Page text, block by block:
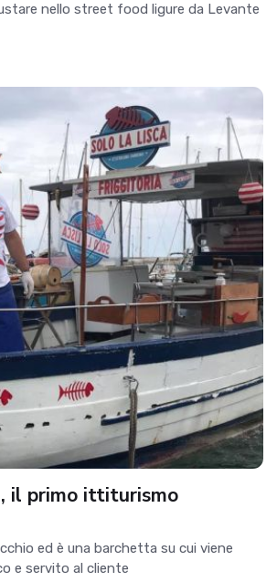
nello street food ligure da Levante
il primo ittiturismo
ed è una barchetta su cui viene
e servito al cliente